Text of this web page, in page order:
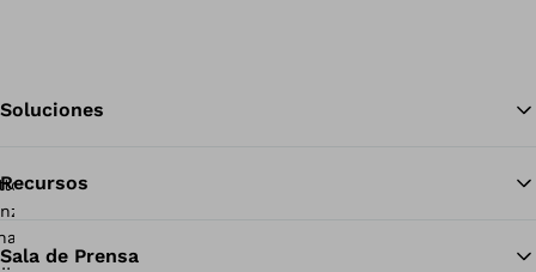
Soluciones
Recursos
Sala de Prensa